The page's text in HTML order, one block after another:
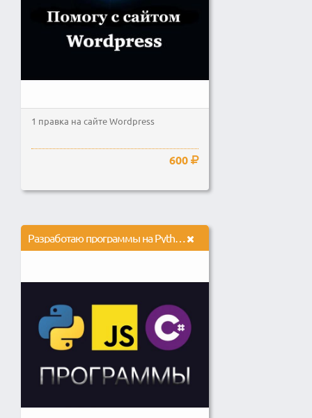
1 правка на сайте Wordpress
600
Разработаю программы на Python, C#, JavaScript, NodeJS